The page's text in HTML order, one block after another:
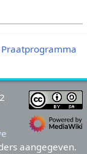
Praatprogramma
aangegeven.